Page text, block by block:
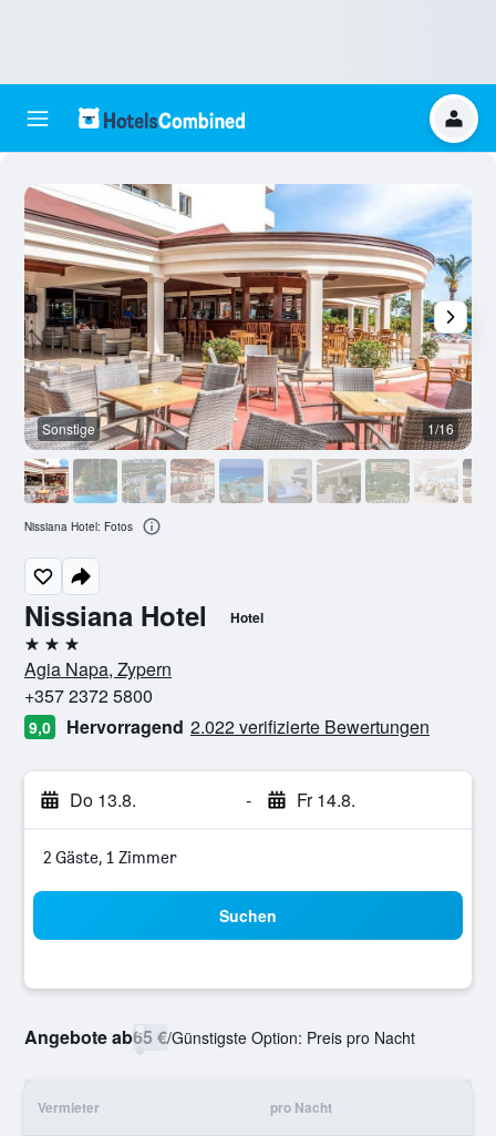
Nissiana Hotel Hotel
3 Sterne
Agia Napa, Zypern
+357 2372 5800
9,0 Hervorragend 2.022 verifizierte Bewertungen
Do 13.8. - Fr 14.8.
2 Gäste, 1 Zimmer
Suchen
Angebote ab65 €/Günstigste Option: Preis pro Nacht
Vermieter pro Nacht
Sonstige 1/16
Nissiana Hotel: Fotos